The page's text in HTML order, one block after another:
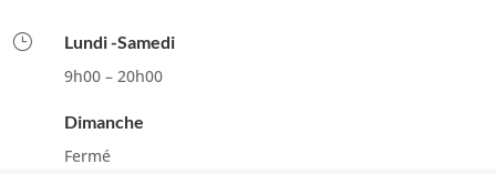
}
Lundi -Samedi
9h00 – 20h00
Dimanche
Fermé